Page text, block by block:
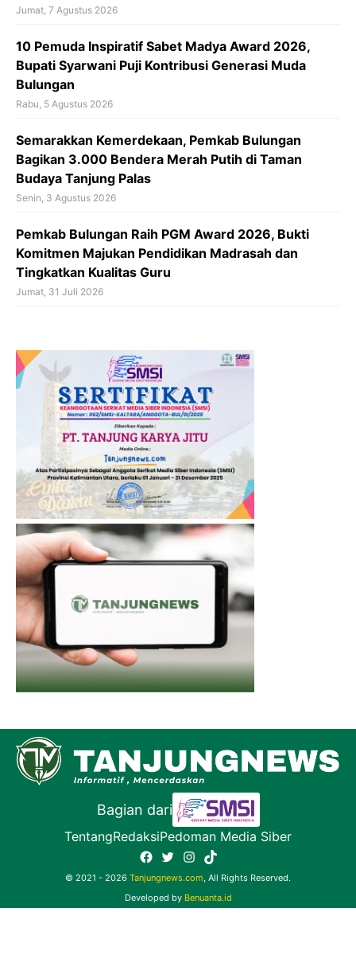
Jumat, 7 Agustus 2026
10 Pemuda Inspiratif Sabet Madya Award 2026,
Bupati Syarwani Puji Kontribusi Generasi Muda
Bulungan
Rabu, 5 Agustus 2026
Semarakkan Kemerdekaan, Pemkab Bulungan
Bagikan 3.000 Bendera Merah Putih di Taman
Budaya Tanjung Palas
Senin, 3 Agustus 2026
Pemkab Bulungan Raih PGM Award 2026, Bukti
Komitmen Majukan Pendidikan Madrasah dan
Tingkatkan Kualitas Guru
Jumat, 31 Juli 2026
Bagian dari
TentangRedaksiPedoman Media Siber
Facebook
TwitterInstagram
TikTok
© 2021 - 2026 Tanjungnews.com, All Rights Reserved.
Developed by Benuanta.id